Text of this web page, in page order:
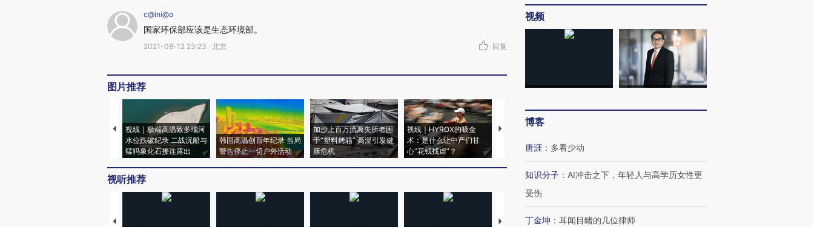
c@ini@o
国家环保部应该是生态环境部。
2021-08-12 23:23 · 北京 · 回复
图片推荐
视线｜极端高温致多瑙河
水位跌破纪录 二战沉船与
猛犸象化石接连露出
韩国高温创百年纪录 当局
警告停止一切户外活动
加沙上百万流离失所者困
于“塑料烤箱” 高温引发健
康危机
视线｜HYROX的吸金
术：是什么让中产们甘
心“花钱找虐”？
马航飞行员跨国走私7万
视听推荐
【推广】走进第四届链博
视频
博客
唐涯 ： 多看少动
知识分子 ： AI冲击之下，年轻人与高学历女性更
受伤
丁金坤 ： 耳闻目睹的几位律师